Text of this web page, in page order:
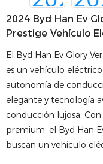
2024 Byd Han Ev
Prestige Vehículo
El Byd Han Ev Glory
es un vehículo
autonomía de
elegante y tecnología
conducción lujosa.
premium, el Byd Han
buscan un vehículo